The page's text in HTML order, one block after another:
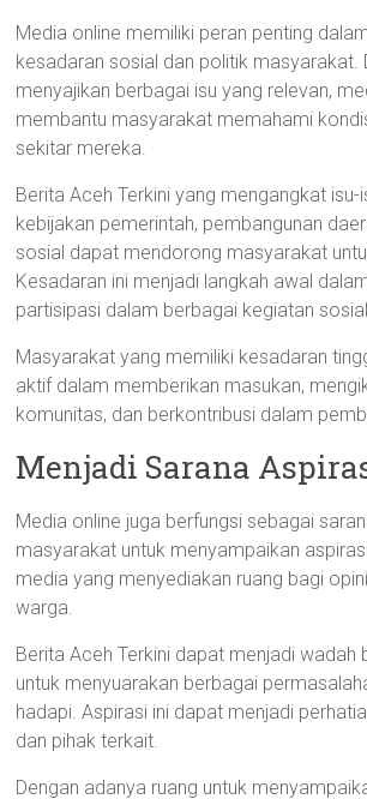
Media online memiliki peran penting
kesadaran sosial dan politik masyarakat.
menyajikan berbagai isu yang relevan,
membantu masyarakat memahami
sekitar mereka.
Berita Aceh Terkini yang mengangkat isu-
kebijakan pemerintah, pembangunan
sosial dapat mendorong masyarakat
Kesadaran ini menjadi langkah awal
partisipasi dalam berbagai kegiatan
Masyarakat yang memiliki kesadaran
aktif dalam memberikan masukan,
komunitas, dan berkontribusi dalam
Menjadi Sarana
Media online juga berfungsi sebagai
masyarakat untuk menyampaikan
media yang menyediakan ruang bagi
warga.
Berita Aceh Terkini dapat menjadi wadah
untuk menyuarakan berbagai
hadapi. Aspirasi ini dapat menjadi
dan pihak terkait.
Dengan adanya ruang untuk